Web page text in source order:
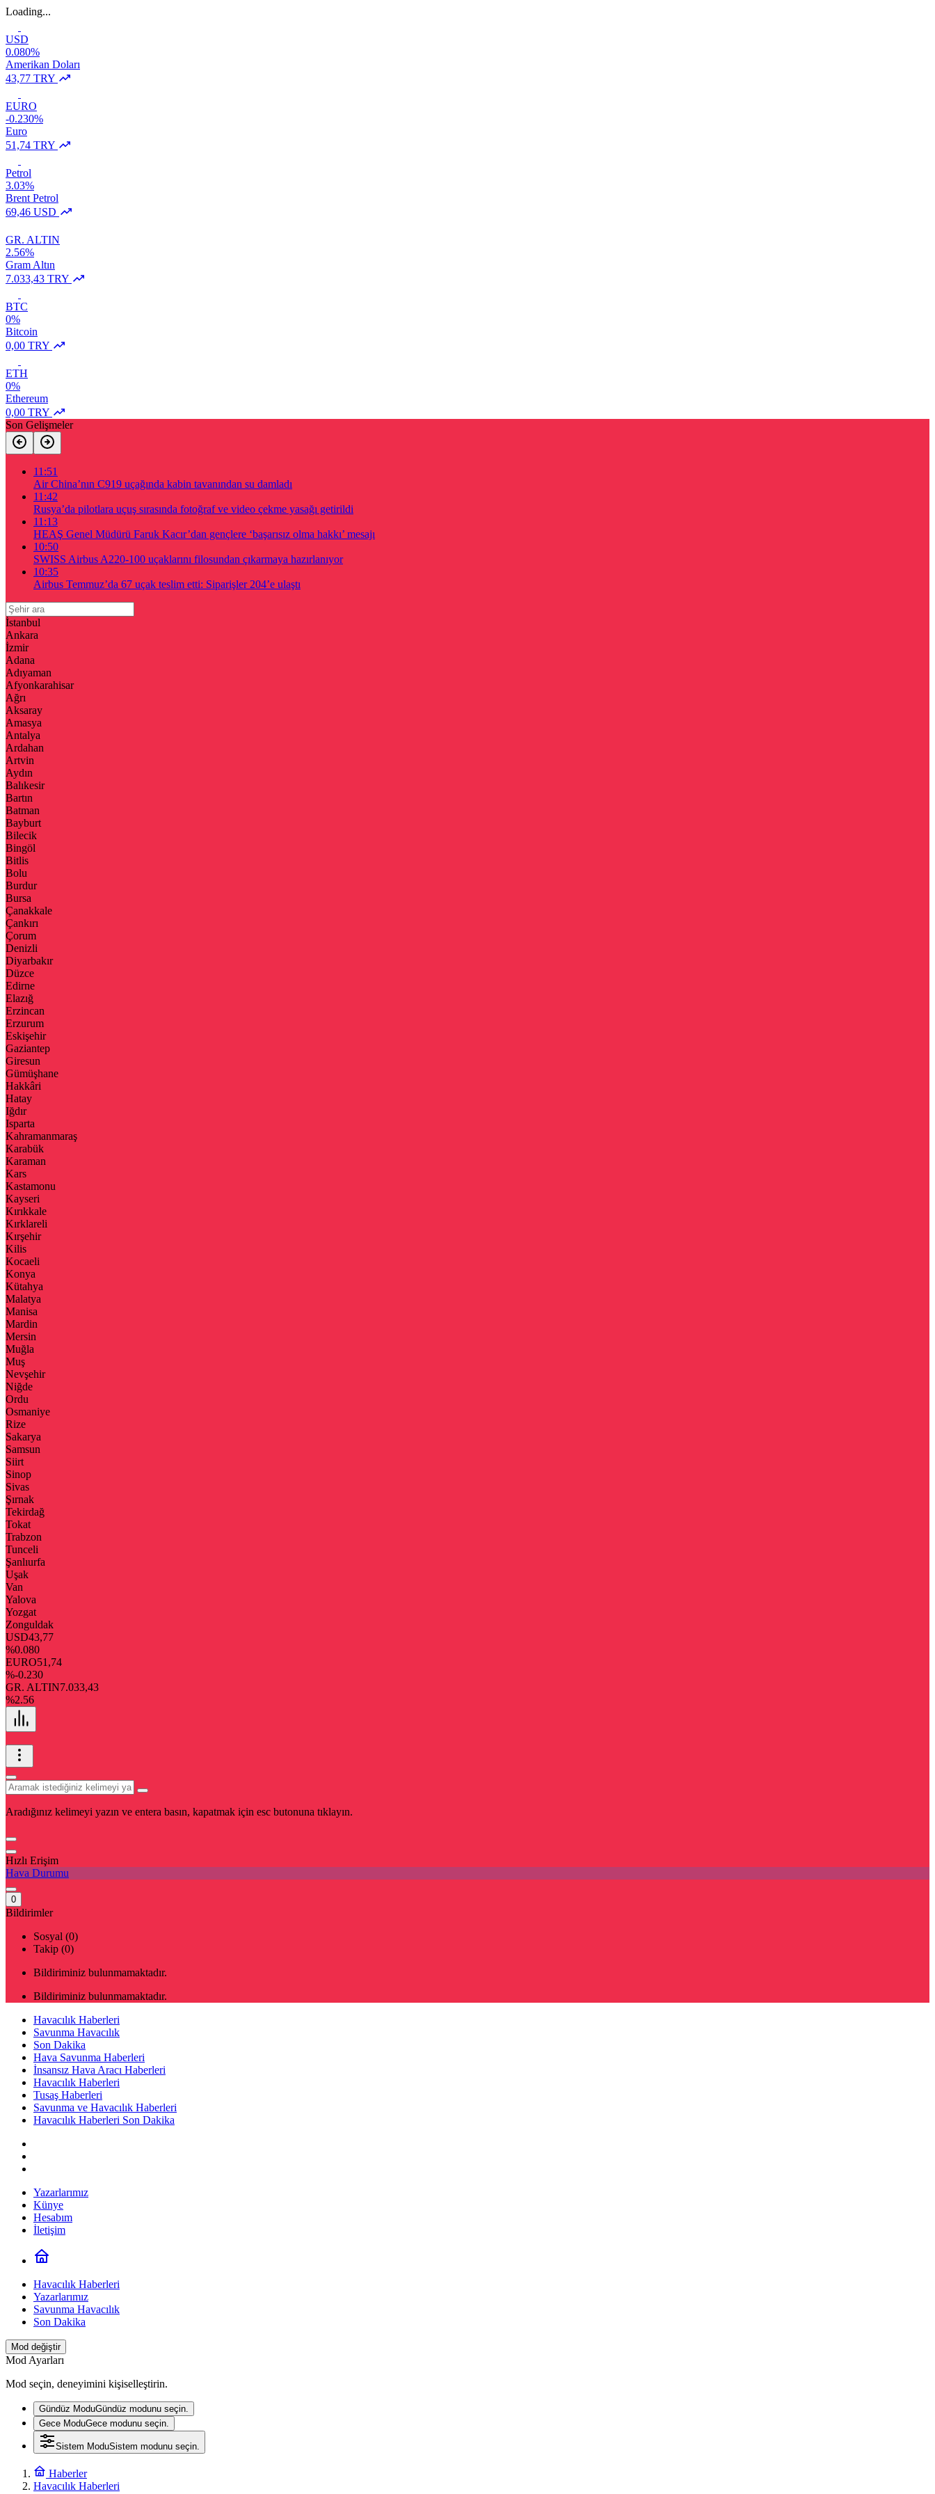
Loading...
USD
0.080%
Amerikan Doları
43,77 TRY
EURO
-0.230%
Euro
51,74 TRY
Petrol
3.03%
Brent Petrol
69,46 USD
GR. ALTIN
2.56%
Gram Altın
7.033,43 TRY
BTC
0%
Bitcoin
0,00 TRY
ETH
0%
Ethereum
0,00 TRY
Son Gelişmeler
11:51
Air China’nın C919 uçağında kabin tavanından su damladı
11:42
Rusya’da pilotlara uçuş sırasında fotoğraf ve video çekme yasağı getirildi
11:13
HEAŞ Genel Müdürü Faruk Kacır’dan gençlere ‘başarısız olma hakkı’ mesajı
10:50
SWISS Airbus A220-100 uçaklarını filosundan çıkarmaya hazırlanıyor
10:35
Airbus Temmuz’da 67 uçak teslim etti: Siparişler 204’e ulaştı
İstanbul
Ankara
İzmir
Adana
Adıyaman
Afyonkarahisar
Ağrı
Aksaray
Amasya
Antalya
Ardahan
Artvin
Aydın
Balıkesir
Bartın
Batman
Bayburt
Bilecik
Bingöl
Bitlis
Bolu
Burdur
Bursa
Çanakkale
Çankırı
Çorum
Denizli
Diyarbakır
Düzce
Edirne
Elazığ
Erzincan
Erzurum
Eskişehir
Gaziantep
Giresun
Gümüşhane
Hakkâri
Hatay
Iğdır
Isparta
Kahramanmaraş
Karabük
Karaman
Kars
Kastamonu
Kayseri
Kırıkkale
Kırklareli
Kırşehir
Kilis
Kocaeli
Konya
Kütahya
Malatya
Manisa
Mardin
Mersin
Muğla
Muş
Nevşehir
Niğde
Ordu
Osmaniye
Rize
Sakarya
Samsun
Siirt
Sinop
Sivas
Şırnak
Tekirdağ
Tokat
Trabzon
Tunceli
Şanlıurfa
Uşak
Van
Yalova
Yozgat
Zonguldak
USD43,77
%0.080
EURO51,74
%-0.230
GR. ALTIN7.033,43
%2.56
Aradığınız kelimeyi yazın ve entera basın, kapatmak için esc butonuna tıklayın.
Hızlı Erişim
Hava Durumu
0
Bildirimler
Sosyal (0)
Takip (0)
Bildiriminiz bulunmamaktadır.
Bildiriminiz bulunmamaktadır.
Havacılık Haberleri
Savunma Havacılık
Son Dakika
Hava Savunma Haberleri
İnsansız Hava Aracı Haberleri
Havacılık Haberleri
Tusaş Haberleri
Savunma ve Havacılık Haberleri
Havacılık Haberleri Son Dakika
Yazarlarımız
Künye
Hesabım
İletişim
Havacılık Haberleri
Yazarlarımız
Savunma Havacılık
Son Dakika
Mod değiştir
Mod Ayarları
Mod seçin, deneyimini kişiselleştirin.
Gündüz ModuGündüz modunu seçin.
Gece ModuGece modunu seçin.
Sistem ModuSistem modunu seçin.
Haberler
Havacılık Haberleri